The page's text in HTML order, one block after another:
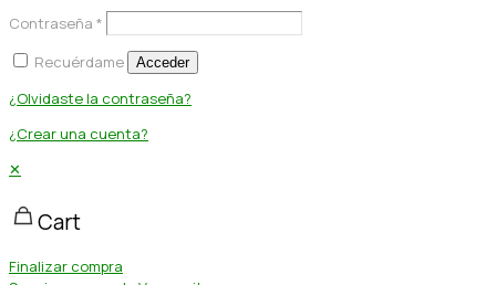
Contraseña *
Recuérdame
Acceder
¿Olvidaste la contraseña?
¿Crear una cuenta?
✕
Cart
Finalizar compra